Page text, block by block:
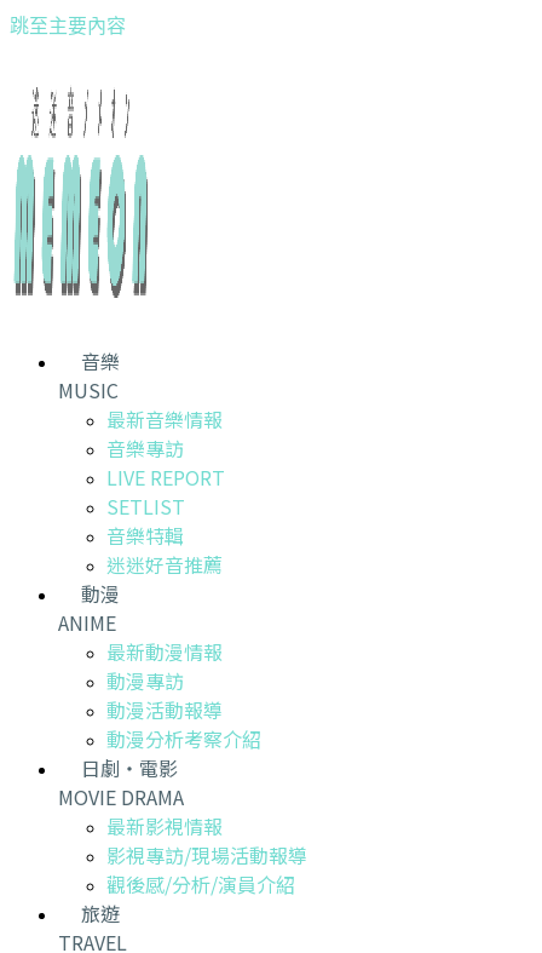
跳至主要內容
音樂
MUSIC
最新音樂情報
音樂專訪
LIVE REPORT
SETLIST
音樂特輯
迷迷好音推薦
動漫
ANIME
最新動漫情報
動漫專訪
動漫活動報導
動漫分析考察介紹
日劇・電影
MOVIE DRAMA
最新影視情報
影視專訪/現場活動報導
觀後感/分析/演員介紹
旅遊
TRAVEL